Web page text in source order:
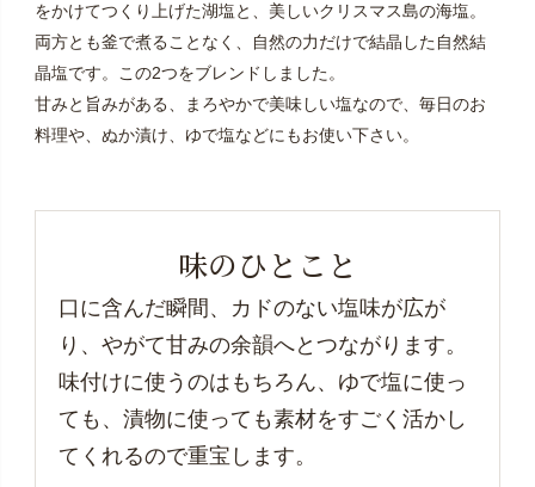
をかけてつくり上げた湖塩と、美しいクリスマス島の海塩。
両方とも釜で煮ることなく、自然の力だけで結晶した自然結
晶塩です。この2つをブレンドしました。
甘みと旨みがある、まろやかで美味しい塩なので、毎日のお
料理や、ぬか漬け、ゆで塩などにもお使い下さい。
味のひとこと
口に含んだ瞬間、カドのない塩味が広が
り、やがて甘みの余韻へとつながります。
味付けに使うのはもちろん、ゆで塩に使っ
ても、漬物に使っても素材をすごく活かし
てくれるので重宝します。